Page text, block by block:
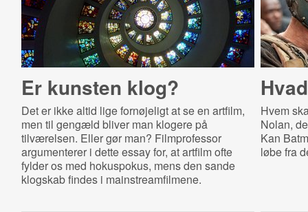
Er kunsten klog?
Det er ikke altid lige fornøjeligt at se en artfilm,
men til gengæld bliver man klogere på
tilværelsen. Eller gør man? Filmprofessor
argumenterer i dette essay for, at artfilm ofte
fylder os med hokuspokus, mens den sande
klogskab findes i mainstreamfilmene.
Hvem
Nolan,
Kan
løbe fra